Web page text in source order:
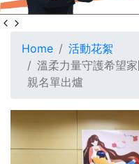
Home
活動花絮
溫柔力量守護希望
親名單出爐